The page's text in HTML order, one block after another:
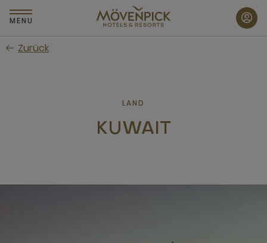
Zum
Hauptinhalt
MENU
Zurück
LAND
KUWAIT